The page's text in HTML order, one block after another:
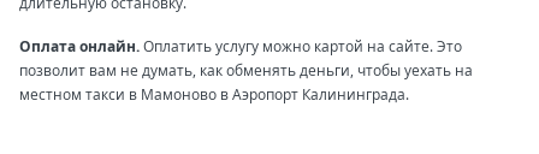
Оплата онлайн.Оплатить услугу можно картой на сайте. Это
позволит вам не думать, как обменять деньги, чтобы уехать на
местном такси в Мамоново в Аэропорт Калининграда.